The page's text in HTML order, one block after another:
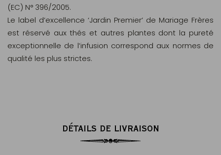
(EC) N° 396/2005.
Le label d’excellence ‘Jardin Premier’ de Mariage Frères
est réservé aux thés et autres plantes dont la pureté
exceptionnelle de l’infusion correspond aux normes de
qualité les plus strictes.
DÉTAILS DE LIVRAISON